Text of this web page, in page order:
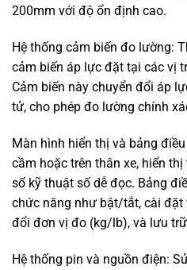
200mm với độ ổn định cao.
Hệ thống cảm biến đo lường:
cảm biến áp lực đặt tại các vị
Cảm biến này chuyển đổi áp
tử, cho phép đo lường chính
Màn hình hiển thị và bảng
cầm hoặc trên thân xe, hiển
số kỹ thuật số dễ đọc. Bảng
chức năng như bật/tắt, cài đặt
đổi đơn vị đo (kg/lb), và lưu
Hệ thống pin và nguồn điện: